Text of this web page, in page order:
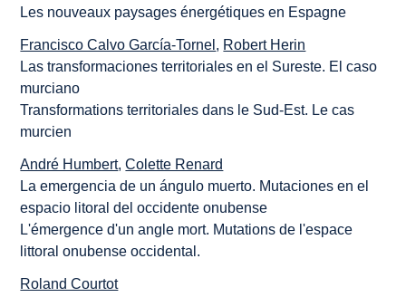
Les nouveaux paysages énergétiques en Espagne
Francisco Calvo García-Tornel , Robert Herin
Las transformaciones territoriales en el Sureste. El caso
murciano
Transformations territoriales dans le Sud-Est. Le cas
murcien
André Humbert,Colette Renard
La emergencia de un ángulo muerto. Mutaciones en el
espacio litoral del occidente onubense
L'émergence d'un angle mort. Mutations de l'espace
littoralonubense occidental.
Roland Courtot